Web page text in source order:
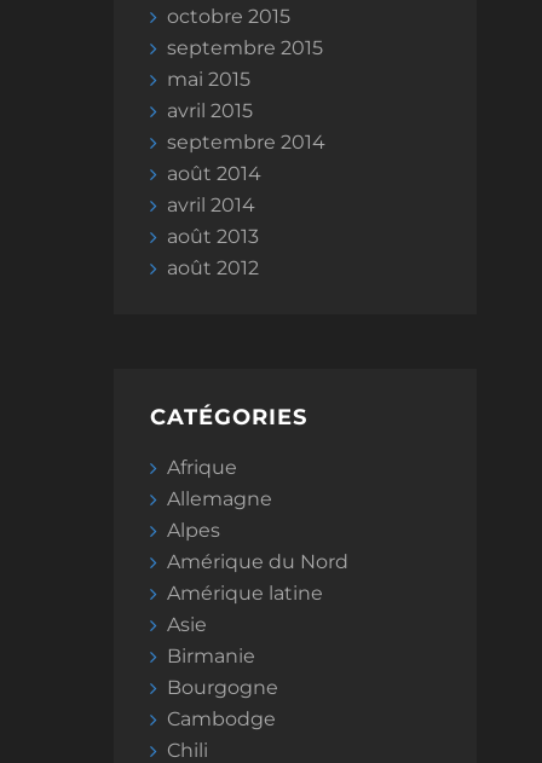
octobre 2015
septembre 2015
mai 2015
avril 2015
septembre 2014
août 2014
avril 2014
août 2013
août 2012
CATÉGORIES
Afrique
Allemagne
Alpes
Amérique du Nord
Amérique latine
Asie
Birmanie
Bourgogne
Cambodge
Chili